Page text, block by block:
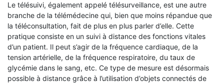
Le télésuivi, également appelé télésurveillance, est une autre
branche de la télémédecine qui, bien que moins répandue que
la téléconsultation, fait de plus en plus parler d’elle. Cette
pratique consiste en un suivi à distance des fonctions vitales
d’un patient. Il peut s’agir de la fréquence cardiaque, de la
tension artérielle, de la fréquence respiratoire, du taux de
glycémie dans le sang, etc. Ce type de mesure est désormais
possible à distance grâce à l’utilisation d’objets connectés de